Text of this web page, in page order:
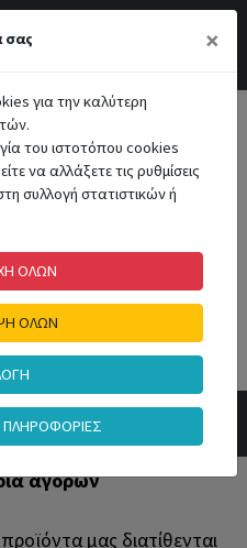
Καλάθι Αγορών
Αναζήτηση
αγορών
μας διατίθενται
σας ×
για την καλύτερη
του ιστοτόπου cookies
να αλλάξετε τις ρυθμίσεις
συλλογή στατιστικών ή
ΟΛΩΝ
ΟΛΩΝ
ΠΛΗΡΟΦΟΡΙΕΣ